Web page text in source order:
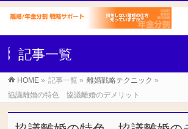
記事一覧
HOME » 記事一覧 » 離婚戦略テクニック »
協議離婚の特色 協議離婚のデメリット